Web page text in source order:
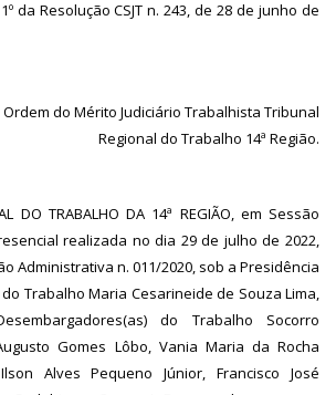
da Resolução CSJT n. 243, de 28 de junho de
do Mérito Judiciário Trabalhista Tribunal
Regional do Trabalho 14ª Região.
DO TRABALHO DA 14ª REGIÃO, em Sessão
realizada no dia 29 de julho de 2022,
Administrativa n. 011/2020, sob a Presidência
Trabalho Maria Cesarineide de Souza Lima,
do Trabalho Socorro
Gomes Lôbo, Vania Maria da Rocha
Alves Pequeno Júnior, Francisco José